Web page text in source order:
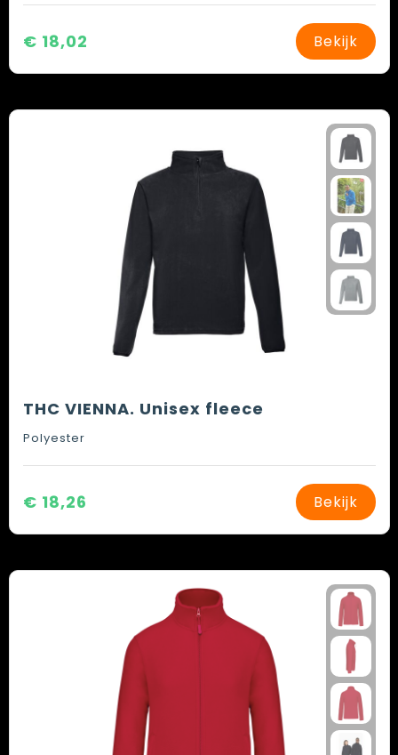
€ 18,02 Bekijk
THC VIENNA. Unisex fleece
Polyester
€ 18,26 Bekijk